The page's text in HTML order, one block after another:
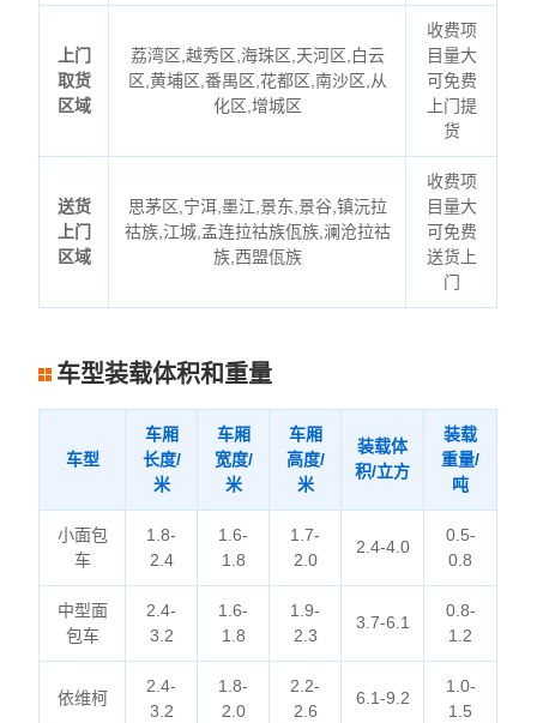
上门
取货
区域
荔湾区,越秀区,海珠区,天河区,白云
区,黄埔区,番禺区,花都区,南沙区,从
化区,增城区
收费项
目量大
可免费
上门提
货
送货
上门
区域
思茅区,宁洱,墨江,景东,景谷,镇沅拉
祜族,江城,孟连拉祜族佤族,澜沧拉祜
族,西盟佤族
收费项
目量大
可免费
送货上
门
车型装载体积和重量
车型
车厢
长度/
米
车厢
宽度/
米
车厢
高度/
米
装载体
积/立方
装载
重量/
吨
小面包
车
1.8-
2.4
1.6-
1.8
1.7-
2.0
2.4-4.0
0.5-
0.8
中型面
包车
2.4-
3.2
1.6-
1.8
1.9-
2.3
3.7-6.1
0.8-
1.2
依维柯
2.4-
3.2
1.8-
2.0
2.2-
2.6
6.1-9.2
1.0-
1.5